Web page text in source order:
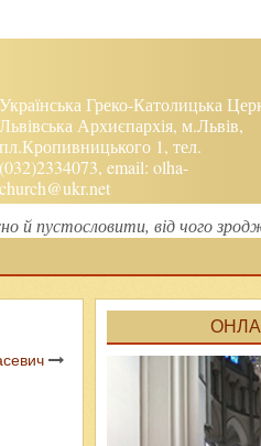
Українська Греко-Католицька
Львівська Архиєпархія, м.Львів,
пл.Кропивницького 1, тел.
(032)2334073, email:olha-
church@ukr.net
й пустословити, від чого